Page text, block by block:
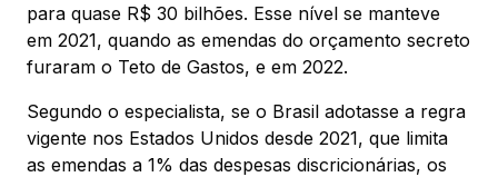
para quase R$ 30 bilhões. Esse nível se manteve
em 2021, quando as emendas do orçamento secreto
furaram o Teto de Gastos, e em 2022.
Segundo o especialista, se o Brasil adotasse a regra
vigente nos Estados Unidos desde 2021, que limita
as emendas a 1% das despesas discricionárias, os